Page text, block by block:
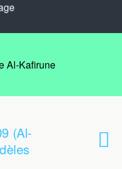
Al-Kafirune
(Al-